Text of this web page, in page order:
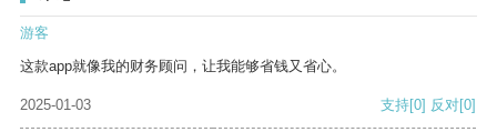
游客
这款app就像我的财务顾问，让我能够省钱又省心。
2025-01-03 支持[0] 反对[0]